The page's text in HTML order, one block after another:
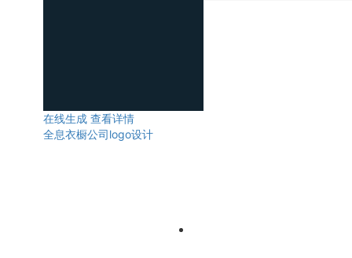
在线生成 查看详情
全息衣橱公司logo设计